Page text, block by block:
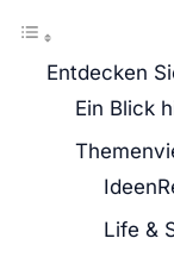
Entdecken
Ein Blick
Life &